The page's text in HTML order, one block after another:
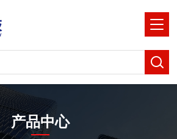
产品中心